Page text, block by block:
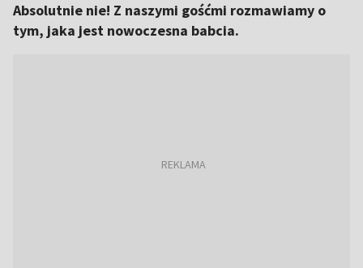
Absolutnie nie! Z naszymi gośćmi rozmawiamy o
tym, jaka jest nowoczesna babcia.